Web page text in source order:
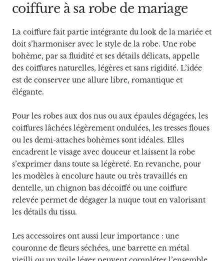
coiffure à sa robe de mariage
La coiffure fait partie intégrante du look de la mariée et
doit s’harmoniser avec le style de la robe. Une robe
bohème, par sa fluidité et ses détails délicats, appelle
des coiffures naturelles, légères et sans rigidité. L’idée
est de conserver une allure libre, romantique et
élégante.
Pour les robes aux dos nus ou aux épaules dégagées, les
coiffures lâchées légèrement ondulées, les tresses floues
ou les demi-attaches bohèmes sont idéales. Elles
encadrent le visage avec douceur et laissent la robe
s’exprimer dans toute sa légèreté. En revanche, pour
les modèles à encolure haute ou très travaillés en
dentelle, un chignon bas décoiffé ou une coiffure
relevée permet de dégager la nuque tout en valorisant
les détails du tissu.
Les accessoires ont aussi leur importance : une
couronne de fleurs séchées, une barrette en métal